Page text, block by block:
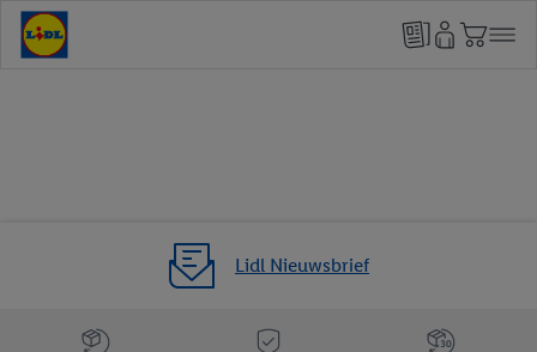
Lidl Nieuwsbrief
Jouw voordelen bij ons als Lidl webshop klant